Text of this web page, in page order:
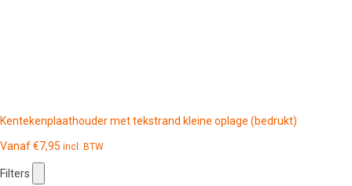
Kentekenplaathouder met tekstrand kleine oplage (bedrukt)
Vanaf€7,95 incl. BTW
Filters